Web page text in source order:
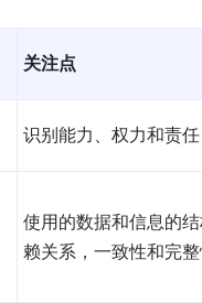
关注点
识别能力、权力和责任
使用的数据和信息的
赖关系，一致性和完